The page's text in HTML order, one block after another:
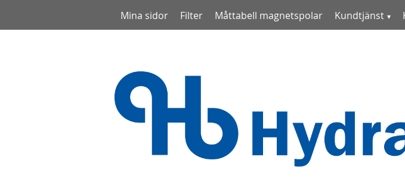
Mina sidor Filter Måttabell magnetspolar Kundtjänst